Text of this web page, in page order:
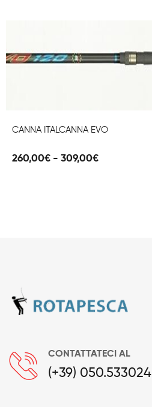
CANNA ITALCANNA EVO
260,00€ - 309,00€Fascia
CONTATTATECI AL
(+39) 050.533024